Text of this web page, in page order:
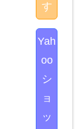
す
Yah
oo
シ
ョ
ッ